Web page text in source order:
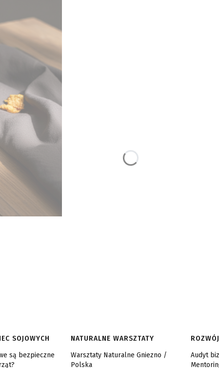
SOJOWYCH
są bezpieczne
NATURALNE WARSZTATY
Warsztaty Naturalne Gniezno /
Polska
Audyt